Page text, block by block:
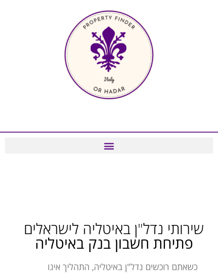
שירותי נדל"ן באיטליה לישראלים
פתיחת חשבון בנק באיטליה
כשאתם רוכשים נדל"ן באיטליה, התהליך אינו